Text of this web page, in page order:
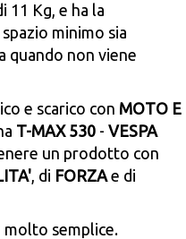
11 Kg, e ha la
minimo sia
quando non viene
e scarico con MOTO E
T-MAX 530 - VESPA
un prodotto con
, di FORZAe di
molto semplice.